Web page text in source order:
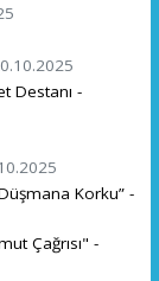
Destanı -
Korku” -
Çağrısı" -